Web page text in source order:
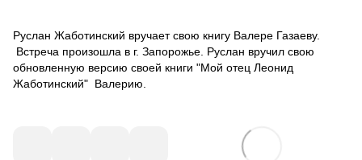
Руслан Жаботинский вручает свою книгу Валере Газаеву.
Встреча произошла в г. Запорожье. Руслан вручил свою
обновленную версию своей книги "Мой отец Леонид
Жаботинский" Валерию.